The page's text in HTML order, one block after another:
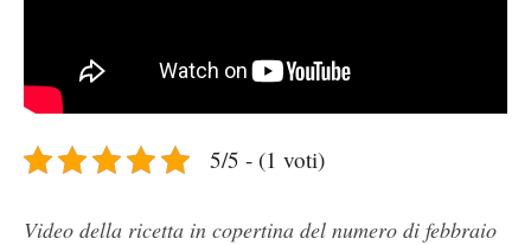
5/5 - (1 voti)
Video della ricetta in copertina del numero di febbraio